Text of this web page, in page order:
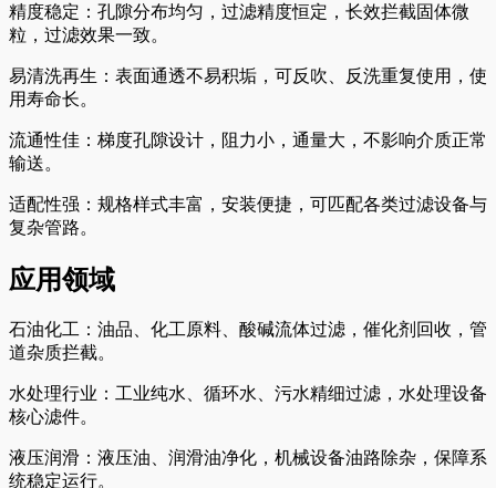
精度稳定：孔隙分布均匀，过滤精度恒定，长效拦截固体微
粒，过滤效果一致。
易清洗再生：表面通透不易积垢，可反吹、反洗重复使用，使
用寿命长。
流通性佳：梯度孔隙设计，阻力小，通量大，不影响介质正常
输送。
适配性强：规格样式丰富，安装便捷，可匹配各类过滤设备与
复杂管路。
应用领域
石油化工：油品、化工原料、酸碱流体过滤，催化剂回收，管
道杂质拦截。
水处理行业：工业纯水、循环水、污水精细过滤，水处理设备
核心滤件。
液压润滑：液压油、润滑油净化，机械设备油路除杂，保障系
统稳定运行。